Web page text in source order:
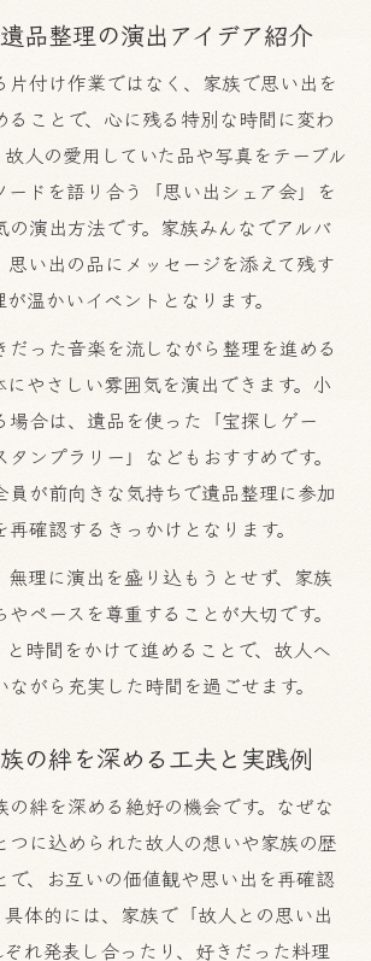
品整理の演出アイデア紹介
片付け作業ではなく、家族で思い出を
ることで、心に残る特別な時間に変わ
故人の愛用していた品や写真をテーブル
ードを語り合う「思い出シェア会」を
の演出方法です。家族みんなでアルバ
思い出の品にメッセージを添えて残す
温かいイベントとなります。
だった音楽を流しながら整理を進める
にやさしい雰囲気を演出できます。小
場合は、遺品を使った「宝探しゲー
ンプラリー」などもおすすめです。
員が前向きな気持ちで遺品整理に参加
確認するきっかけとなります。
無理に演出を盛り込もうとせず、家族
ペースを尊重することが大切です。
と時間をかけて進めることで、故人へ
がら充実した時間を過ごせます。
の絆を深める工夫と実践例
の絆を深める絶好の機会です。なぜな
つに込められた故人の想いや家族の歴
で、お互いの価値観や思い出を再確認
具体的には、家族で「故人との思い出
れ発表し合ったり、好きだった料理
お気軽にご相談ください